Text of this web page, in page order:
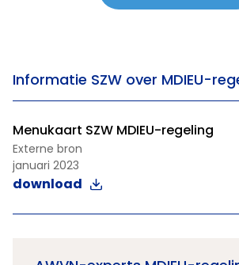
Informatie SZW over MDIEU-
Menukaart SZW MDIEU-regeling
Externe bron
januari 2023
download